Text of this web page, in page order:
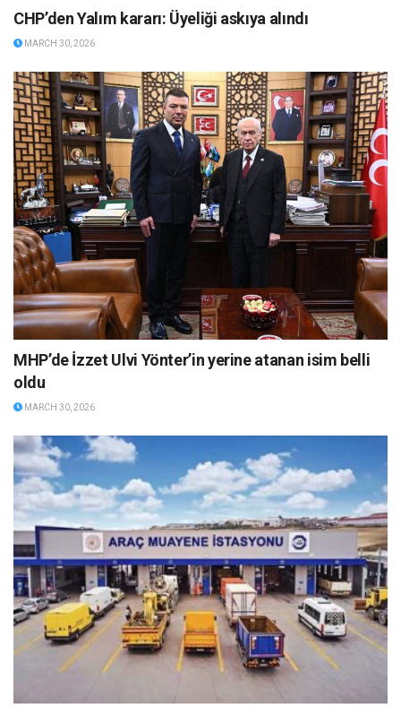
CHP’den Yalım kararı: Üyeliği askıya alındı
MARCH 30, 2026
MHP’de İzzet Ulvi Yönter’in yerine atanan isim belli
oldu
MARCH 30, 2026